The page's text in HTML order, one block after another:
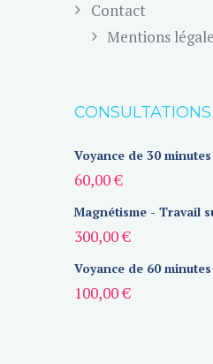
Contact
Mentions
Voyance de 30 minutes
60,00€
Magnétisme - Travail
300,00€
Voyance de 60 minutes
100,00€